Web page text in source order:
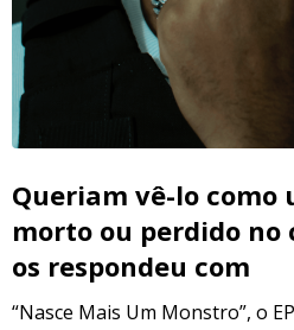
Queriam vê-lo como
morto ou perdido no
os respondeu com
“Nasce Mais Um Monstro”, o